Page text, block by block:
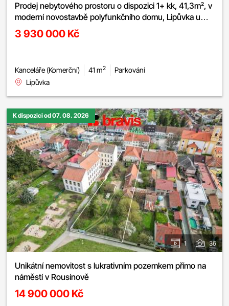
Prodej nebytového prostoru o dispozici 1+ kk, 41,3m², v
moderní novostavbě polyfunkčního domu, Lipůvka u
Brna, parkovací stání v ceně
3 930 000 Kč
Kanceláře (Komerční) 41 m2
Parkování
Lipůvka
K dispozici od 07. 08. 2026
1 36
Unikátní nemovitost s lukrativním pozemkem přímo na
náměstí v Rousínově
14 900 000 Kč